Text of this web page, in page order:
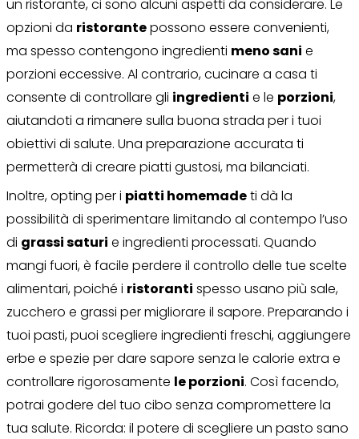
un ristorante, ci sono alcuni aspetti da considerare. Le
opzioni da ristorantepossono essere convenienti,
ma spesso contengono ingredienti meno sani e
porzioni eccessive. Al contrario, cucinare a casa ti
consente di controllare gli ingredienti e le porzioni,
aiutandoti a rimanere sulla buona strada per i tuoi
obiettivi di salute. Una preparazione accurata ti
permetterà di creare piatti gustosi, ma bilanciati.
Inoltre, opting per i piatti homemadeti dà la
possibilità di sperimentare limitando al contempo l’uso
di grassi saturi e ingredienti processati. Quando
mangi fuori, è facile perdere il controllo delle tue scelte
alimentari, poiché i ristoranti spesso usano più sale,
zucchero e grassi per migliorare il sapore. Preparando i
tuoi pasti, puoi scegliere ingredienti freschi, aggiungere
erbe e spezie per dare sapore senza le calorie extra e
controllare rigorosamente le porzioni. Così facendo,
potrai godere del tuo cibo senza compromettere la
tua salute. Ricorda: il potere di scegliere un pasto sano